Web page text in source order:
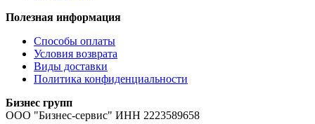
Полезная информация
Способы оплаты
Условия возврата
Виды доставки
Политика конфиденциальности
Бизнес групп
ООО "Бизнес-сервис" ИНН 2223589658